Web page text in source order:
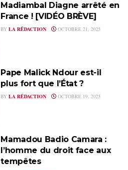
Madiambal Diagne arrêté en
France ! [VIDÉO BRÈVE]
BY LA RÉDACTION OCTOBRE 21, 2025
Pape Malick Ndour est-il
plus fort que l’État ?
BY LA RÉDACTION OCTOBRE 19, 2025
Mamadou Badio Camara :
l’homme du droit face aux
tempêtes